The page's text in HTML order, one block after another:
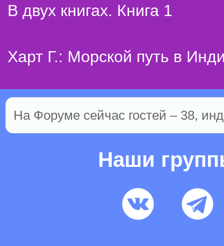
В двух книгах. Книга 1
Харт Г.: Морской путь в
На Форуме сейчас гостей – 38,
Наши